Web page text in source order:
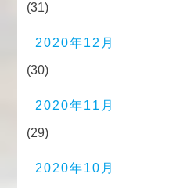
(31)
2020年12月
(30)
2020年11月
(29)
2020年10月